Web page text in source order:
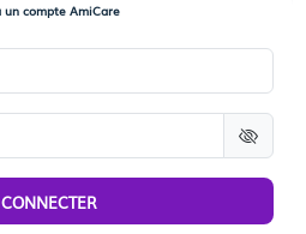
un compte AmiCare